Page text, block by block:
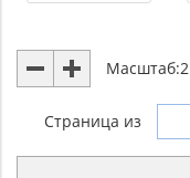
Масштаб:2
Страница из